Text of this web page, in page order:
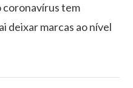
coronavírus tem
deixar marcas ao nível